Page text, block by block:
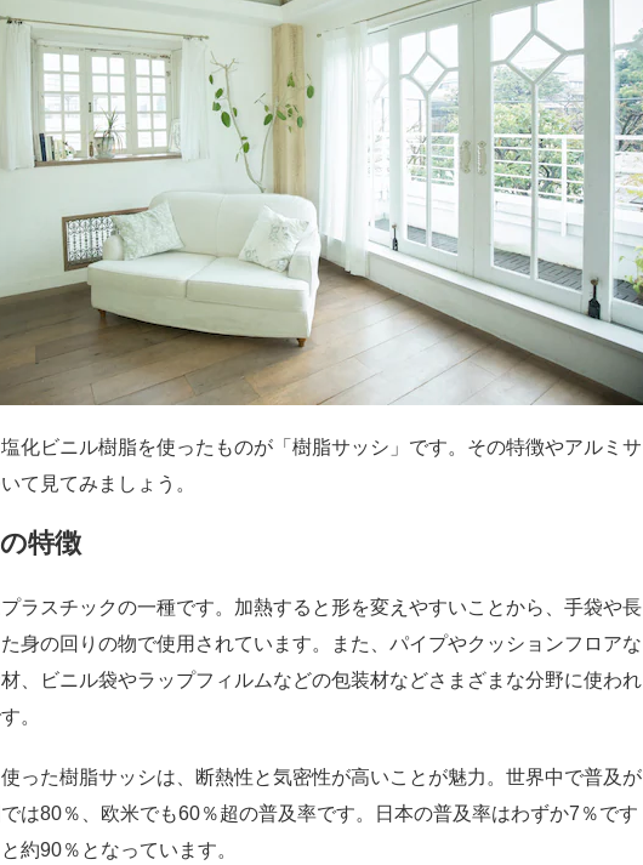
化ビニル樹脂を使ったものが「樹脂サッシ」です。その特徴やアルミサ
て見てみましょう。
特徴
ラスチックの一種です。加熱すると形を変えやすいことから、手袋や長
身の回りの物で使用されています。また、パイプやクッションフロアな
、ビニル袋やラップフィルムなどの包装材などさまざまな分野に使われ
。
った樹脂サッシは、断熱性と気密性が高いことが魅力。世界中で普及が
は80％、欧米でも60％超の普及率です。日本の普及率はわずか7％です
約90％となっています。